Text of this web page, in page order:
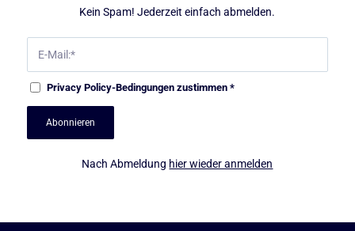
Kein Spam! Jederzeit einfach abmelden.
Privacy Policy-Bedingungen zustimmen *
Nach Abmeldung hier wieder anmelden